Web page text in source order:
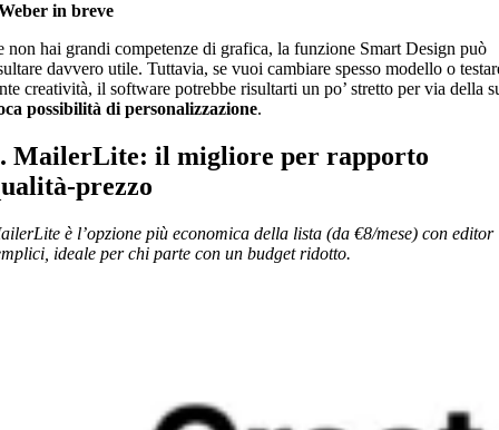
in breve
non hai grandi competenze di grafica, la funzione Smart Design può
davvero utile. Tuttavia, se vuoi cambiare spesso modello o
creatività, il software potrebbe risultarti un po’ stretto per via della
possibilità di personalizzazione.
MailerLite: il migliore per rapporto
prezzo
è l’opzione più economica della lista (da €8/mese) con editor
ideale per chi parte con un budget ridotto.